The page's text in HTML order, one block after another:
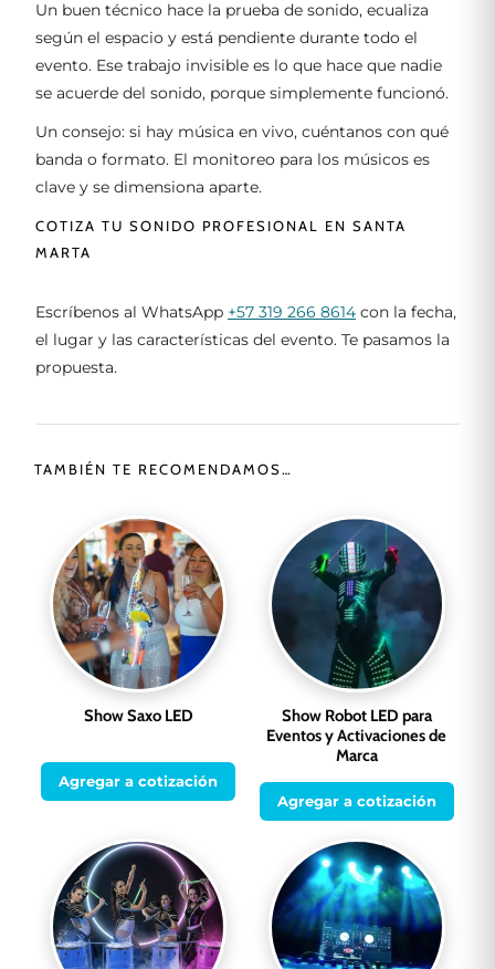
Un buen técnico hace la prueba de sonido, ecualiza
según el espacio y está pendiente durante todo el
evento. Ese trabajo invisible es lo que hace que nadie
se acuerde del sonido, porque simplemente funcionó.
Un consejo: si hay música en vivo, cuéntanos con qué
banda o formato. El monitoreo para los músicos es
clave y se dimensiona aparte.
COTIZA TU SONIDO PROFESIONAL EN SANTA
MARTA
Escríbenos al WhatsApp +57 319 266 8614 con la fecha,
el lugar y las características del evento. Te pasamos la
propuesta.
TAMBIÉN TE RECOMENDAMOS…
Show Saxo LED
Agregar a cotización
Show Robot LED para
Eventos y Activaciones de
Marca
Agregar a cotización